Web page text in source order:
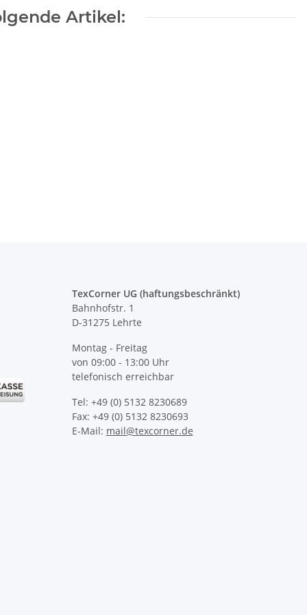
Farben
Artikel:
TexCorner UG (haftungsbeschränkt)
Bahnhofstr. 1
D-31275 Lehrte
Montag - Freitag
von 09:00 - 13:00 Uhr
telefonisch erreichbar
Tel: +49 (0) 5132 8230689
Fax: +49 (0) 5132 8230693
E-Mail: mail@texcorner.de